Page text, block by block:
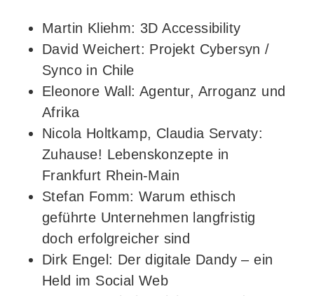
Martin Kliehm: 3D Accessibility
David Weichert: Projekt Cybersyn /
Synco in Chile
Eleonore Wall: Agentur, Arroganz und
Afrika
Nicola Holtkamp, Claudia Servaty:
Zuhause! Lebenskonzepte in
Frankfurt Rhein-Main
Stefan Fomm: Warum ethisch
geführte Unternehmen langfristig
doch erfolgreicher sind
Dirk Engel: Der digitale Dandy – ein
Held im Social Web